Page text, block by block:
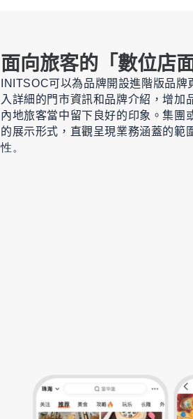
面向旅客的「數位店面
INITSOC可以為品牌開設進階版品牌
入詳細的門市資訊和品牌介紹，增加
內地旅客當中留下良好的印象。集團
的展示形式， 直觀呈現業務涵蓋的範
性。